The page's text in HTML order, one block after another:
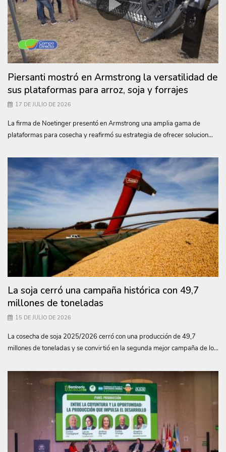
Piersanti mostró en Armstrong la versatilidad de
sus plataformas para arroz, soja y forrajes
17 DE JULIO DE 2026
La firma de Noetinger presentó en Armstrong una amplia gama de
plataformas para cosecha y reafirmó su estrategia de ofrecer solucion...
La soja cerró una campaña histórica con 49,7
millones de toneladas
15 DE JULIO DE 2026
La cosecha de soja 2025/2026 cerró con una producción de 49,7
millones de toneladas y se convirtió en la segunda mejor campaña de lo...